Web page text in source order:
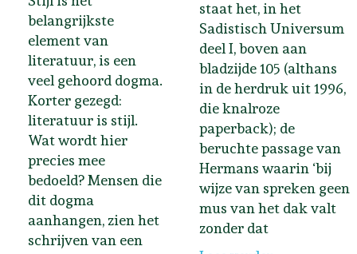
belangrijkste
element van
literatuur, is een
veel gehoord dogma.
Korter gezegd:
literatuur is stijl.
Wat wordt hier
precies mee
bedoeld? Mensen die
dit dogma
aanhangen, zien het
schrijven van een
staat het, in het
Sadistisch Universum
deel I, boven aan
bladzijde 105 (althans
in de herdruk uit 1996,
die knalroze
paperback); de
beruchte passage van
Hermans waarin ‘bij
wijze van spreken geen
mus van het dak valt
zonder dat